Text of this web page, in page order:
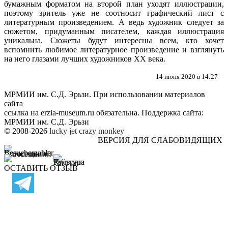
бумажным форматом на второй план уходят иллюстрации,
поэтому зритель уже не соотносит графический лист с
литературным произведением. А ведь художник следует за
сюжетом, придуманным писателем, каждая иллюстрация
уникальна. Сюжеты будут интересны всем, кто хочет
вспомнить любимое литературное произведение и взглянуть
на него глазами лучших художников ХХ века.
14 июня 2020 в 14:27
МРМИИ им. С.Д. Эрьзи. При использовании материалов
сайта
ссылка на erzia-museum.ru обязательна. Поддержка сайта:
МРМИИ им. С.Д. Эрьзи
© 2008-2026 lucky jet crazy monkey
ВЕРСИЯ ДЛЯ СЛАБОВИДЯЩИХ
ОСТАВИТЬ ОТЗЫВ